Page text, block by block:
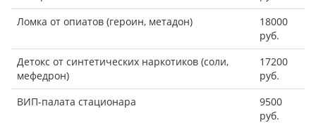
Ломка от опиатов (героин, метадон)
18000
руб.
Детокс от синтетических наркотиков (соли,
мефедрон)
17200
руб.
ВИП-палата стационара
9500
руб.